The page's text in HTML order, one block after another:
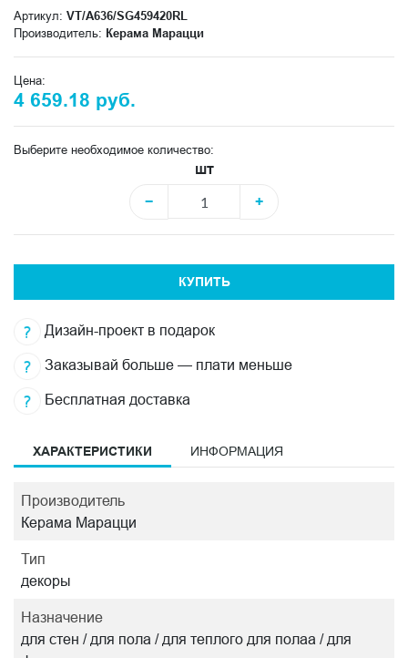
Артикул: VT/A636/SG459420RL
Производитель: Керама Марацци
Цена:
4 659.18 руб.
Выберите необходимое количество:
шт
−
+
КУПИТЬ
Дизайн-проект в подарок
Заказывай больше — плати меньше
Бесплатная доставка
ХАРАКТЕРИСТИКИ ИНФОРМАЦИЯ
Производитель
Керама Марацци
Тип
декоры
Назначение
для стен / для пола / для теплого для полаа / для